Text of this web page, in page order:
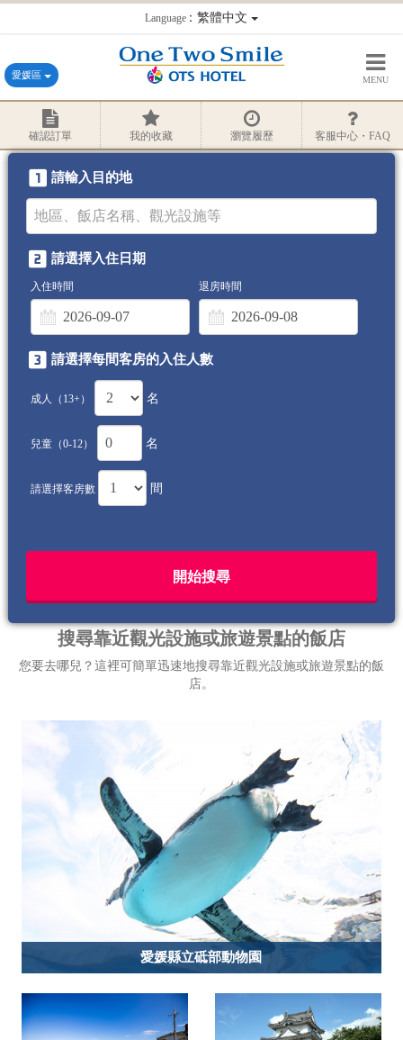
Language：繁體中文
愛媛區 MENU
確認訂單 我的收藏 瀏覽履歷 客服中心・FAQ
請輸入目的地
請選擇入住日期
入住時間 退房時間
請選擇每間客房的入住人數
成人（13+） 名
兒童（0-12） 名
請選擇客房數 間
搜尋靠近觀光設施或旅遊景點的飯店
您要去哪兒？這裡可簡單迅速地搜尋靠近觀光設施或旅遊景點的飯
店。
愛媛縣立砥部動物園